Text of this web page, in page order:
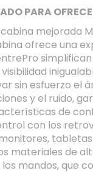
PARA
mejorada
ofrece una
sin esfuerzo el
y el ruido,
de
con los
materiales de
mandos, que